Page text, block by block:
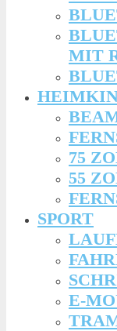
MIT
75
55
SPORT
E-